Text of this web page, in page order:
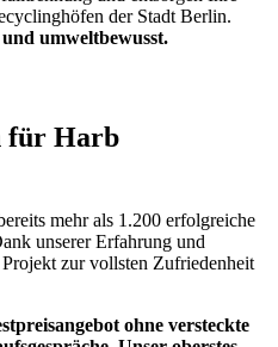
der Stadt Berlin.
umweltbewusst.
für Harb
mehr als 1.200 erfolgreiche
unserer Erfahrung und
zur vollsten Zufriedenheit
ohne versteckte